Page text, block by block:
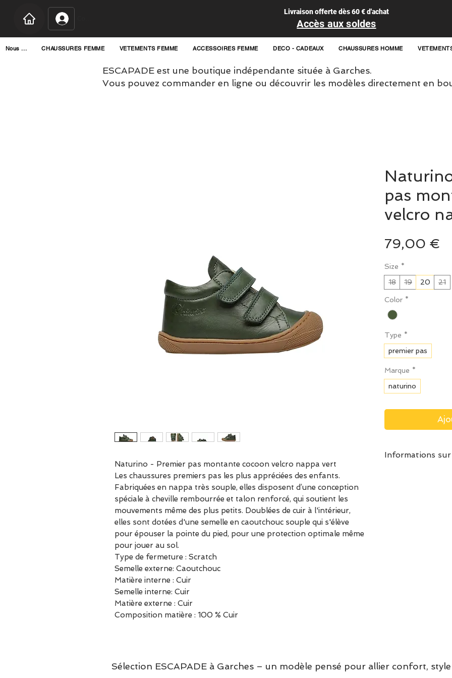
Livraison offerte dès 60 € d'achat
Accès aux soldes
Nous ... CHAUSSURES FEMME VETEMENTS FEMME ACCESSOIRES FEMME DECO - CADEAUX CHAUSSURES HOMME
ESCAPADE est une boutique indépendante située à Garches.
Vous pouvez commander en ligne ou découvrir les modèles directement en
Naturino - Premier pas montante cocoon velcro nappa vert
Les chaussures premiers pas les plus appréciées des enfants.
Fabriquées en nappa très souple, elles disposent d’une conception
spéciale à cheville rembourrée et talon renforcé, qui soutient les
mouvements même des plus petits. Doublées de cuir à l'intérieur,
elles sont dotées d'une semelle en caoutchouc souple qui s'élève
pour épouser la pointe du pied, pour une protection optimale même
pour jouer au sol.
Type de fermeture : Scratch
Semelle externe: Caoutchouc
Matière interne : Cuir
Semelle interne: Cuir
Matière externe : Cuir
Composition matière : 100 % Cuir
pas
velcro
79,00 €
Size *
18
19 20 21
Color *
Type *
premier pas
Marque *
naturino
Informations
Sélection ESCAPADE à Garches – un modèle pensé pour allier confort,